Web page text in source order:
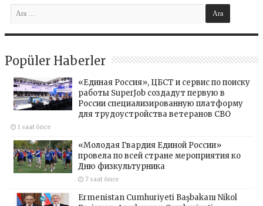
Popüler Haberler
«Единая Россия», ЦБСТ и сервис по поиску
работы SuperJob создадут первую в
России специализированную платформу
для трудоустройства ветеранов СВО
1 saat önce
«Молодая Гвардия Единой России»
провела по всей стране мероприятия ко
Дню физкультурника
7 saat önce
Ermenistan Cumhuriyeti Başbakanı Nikol